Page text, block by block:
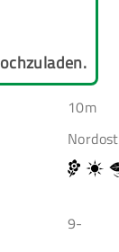
10m
Nordost
9-